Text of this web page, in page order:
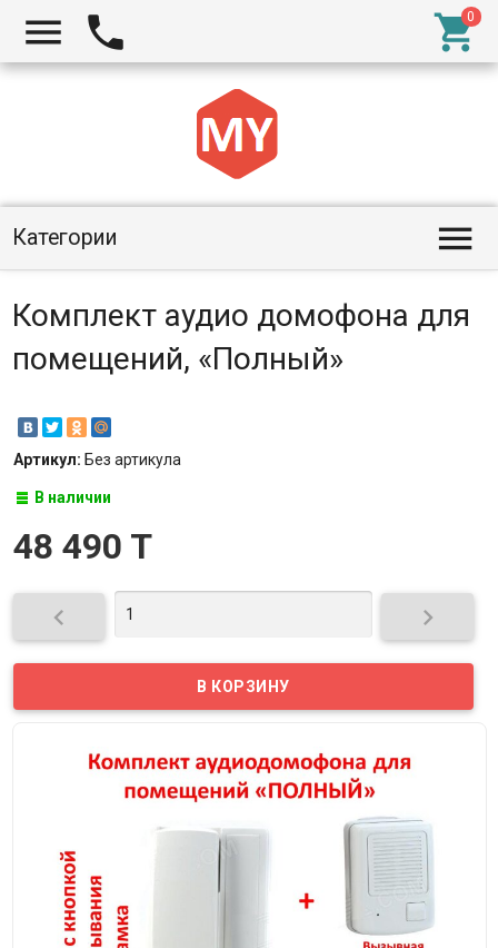
  
Категории 
Комплект аудио домофона для
помещений, «Полный»
Артикул: Без артикула
В наличии
48 490 T
 